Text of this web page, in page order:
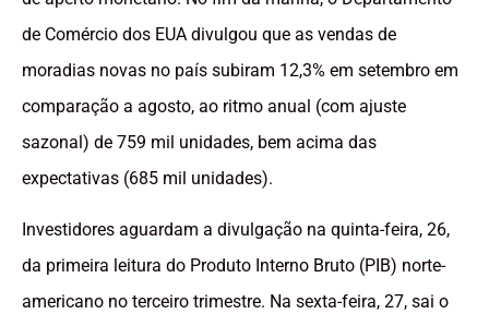
de Comércio dos EUA divulgou que as vendas de
moradias novas no país subiram 12,3% em setembro em
comparação a agosto, ao ritmo anual (com ajuste
sazonal) de 759 mil unidades, bem acima das
expectativas (685 mil unidades).
Investidores aguardam a divulgação na quinta-feira, 26,
da primeira leitura do Produto Interno Bruto (PIB) norte-
americano no terceiro trimestre. Na sexta-feira, 27, sai o